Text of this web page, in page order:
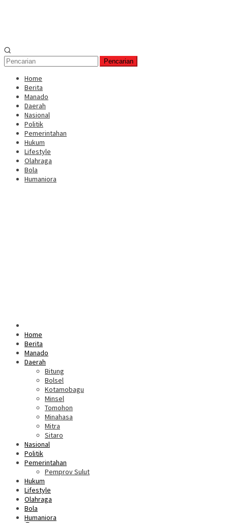
Pencarian
Home
Berita
Manado
Daerah
Nasional
Politik
Pemerintahan
Hukum
Lifestyle
Olahraga
Bola
Humaniora
Home
Berita
Manado
Daerah
Bitung
Bolsel
Kotamobagu
Minsel
Tomohon
Minahasa
Mitra
Sitaro
Nasional
Politik
Pemerintahan
Pemprov Sulut
Hukum
Lifestyle
Olahraga
Bola
Humaniora